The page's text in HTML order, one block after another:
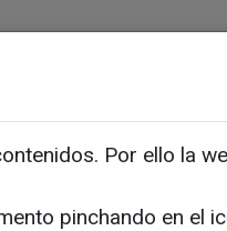
a
Por ello la
pinchando en el